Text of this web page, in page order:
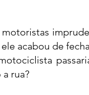
motoristas
acabou de
rua?